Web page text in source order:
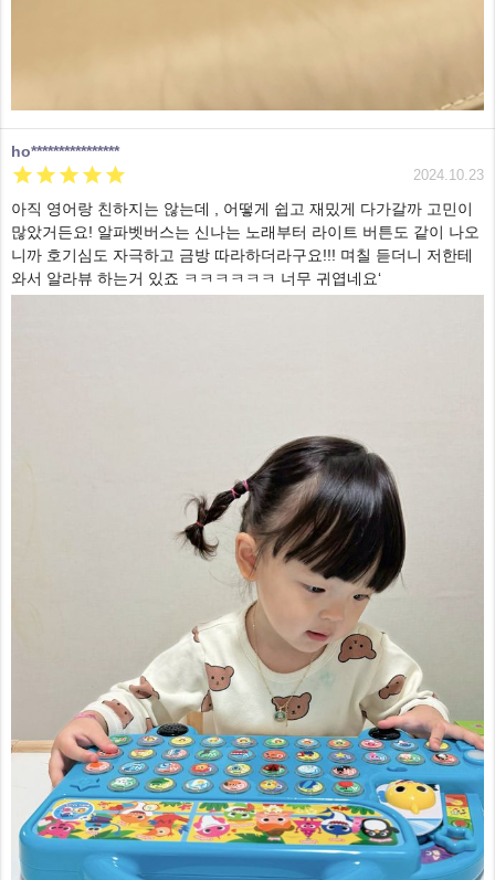
ho****************
 2024.10.23
아직 영어랑 친하지는 않는데 , 어떻게 쉽고 재밌게 다가갈까 고민이
많았거든요! 알파벳버스는 신나는 노래부터 라이트 버튼도 같이 나오
니까 호기심도 자극하고 금방 따라하더라구요!!! 며칠 듣더니 저한테
와서 알라뷰 하는거 있죠 ㅋㅋㅋㅋㅋㅋ 너무 귀엽네요‘